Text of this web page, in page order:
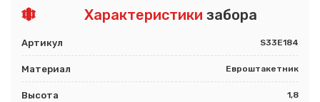
Характеристики забора
Артикул S33E184
Материал Евроштакетник
Высота 1,8